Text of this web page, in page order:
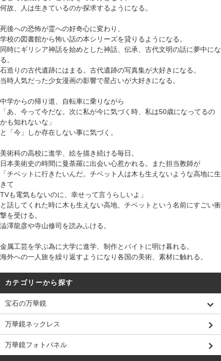
何故、人は生きているのか探求するようになる。
死後への恐怖が霊への好奇心に変わり、
学校の図書館から怖い話の本シリーズを貸りるようになる。
同時にギリシア神話を始めとした神話、伝承、古代文明の話に夢中にな
る。
石造りの古代遺跡にはまる。古代遺跡の写真集が大好きになる。
当時人気だった少女漫画の影響で星占いが大好きになる。
中学からの帰り道、自転車に乗りながら
「あ、今って今だな。次に私が今に気づく時、私は50歳になってるの
かも知れないな」
と「今」しか存在しない事に気づく。
美術科の高校に進学、絵を描き続ける毎日。
日本美術史の時間に曼荼羅に出会い心惹かれる。また担当教師が
「チベットに行きたいんだ。チベット人は木も生えないような高地に生
きて
TVも電気もないのに、幸せって言うらしいよ」
と話してくれた時に木も生えない高地、チベットという名前にすごい衝
撃を受ける。
澁澤龍彦や寺山修司を読みふける。
金属工芸を学ぶ為に大学に進学、制作とバイトに明け暮れる。
海外への一人旅を繰り返すようになり各国の美術、素材に触れる。
カテゴリーから探す
宝石の万華鏡
万華鏡ネックレス
万華鏡フォトパネル